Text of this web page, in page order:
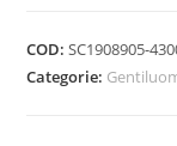
COD:SC1908905-
Categorie: